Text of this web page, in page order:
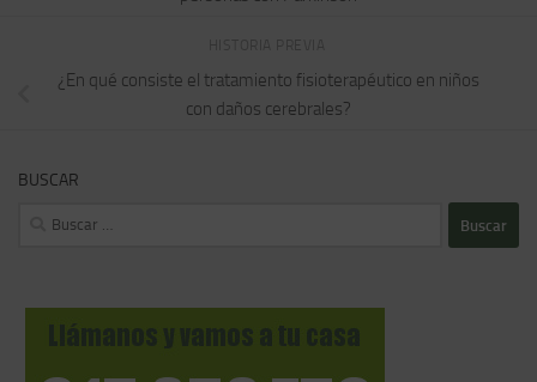
¿En qué consiste el tratamiento fisioterapéutico en niños
con daños cerebrales?
BUSCAR
Buscar: